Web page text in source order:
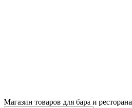
Магазин товаров для бара и ресторана